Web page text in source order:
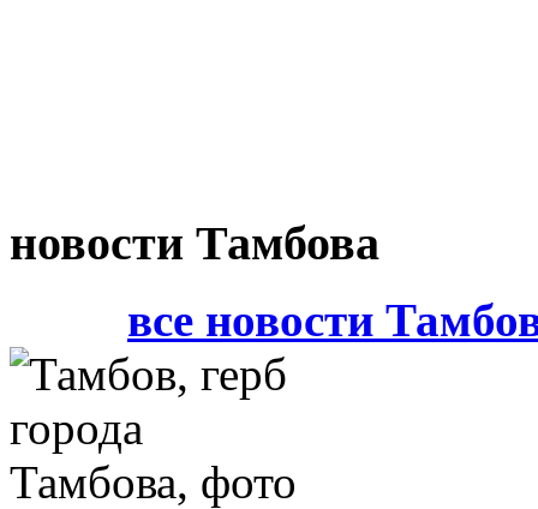
новости Тамбова
все новости